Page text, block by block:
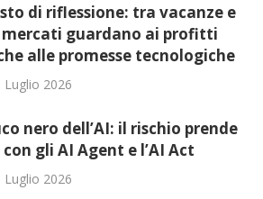
di riflessione: tra vacanze e
mercati guardano ai profitti
alle promesse tecnologiche
Luglio 2026
nero dell’AI: il rischio prende
gli AI Agent e l’AI Act
Luglio 2026